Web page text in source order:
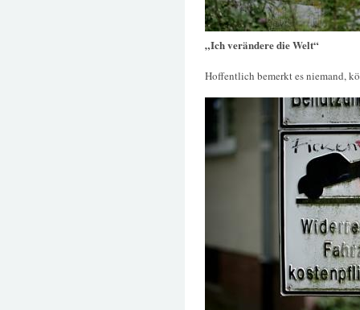
„Ich verändere die Welt“
Hoffentlich bemerkt es niemand,